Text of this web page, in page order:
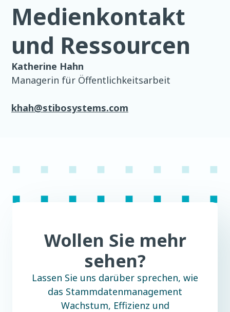
Medienkontakt
und Ressourcen
Katherine Hahn
Managerin für Öffentlichkeitsarbeit
khah@stibosystems.com
Wollen Sie mehr
sehen?
Lassen Sie uns darüber sprechen, wie
das Stammdatenmanagement
Wachstum, Effizienz und